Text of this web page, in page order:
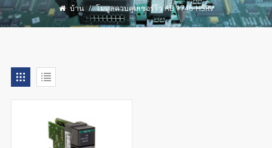
บ้าน / โมดูลควบคุมเซอร์โว AB 1746-HSRV